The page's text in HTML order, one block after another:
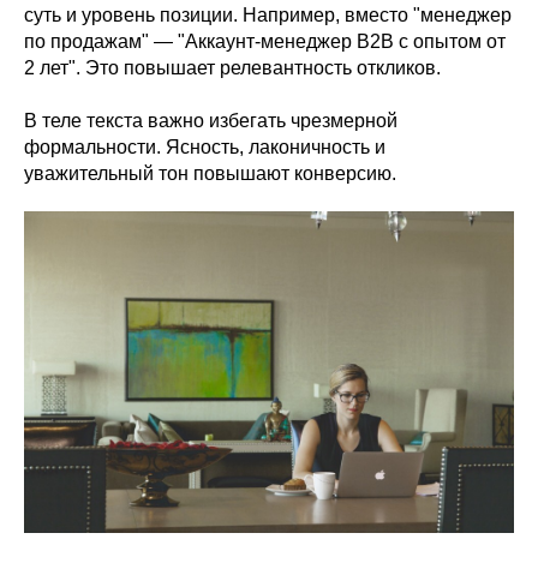
суть и уровень позиции. Например, вместо "менеджер
по продажам" — "Аккаунт-менеджер B2B с опытом от
2 лет". Это повышает релевантность откликов.
В теле текста важно избегать чрезмерной
формальности. Ясность, лаконичность и
уважительный тон повышают конверсию.